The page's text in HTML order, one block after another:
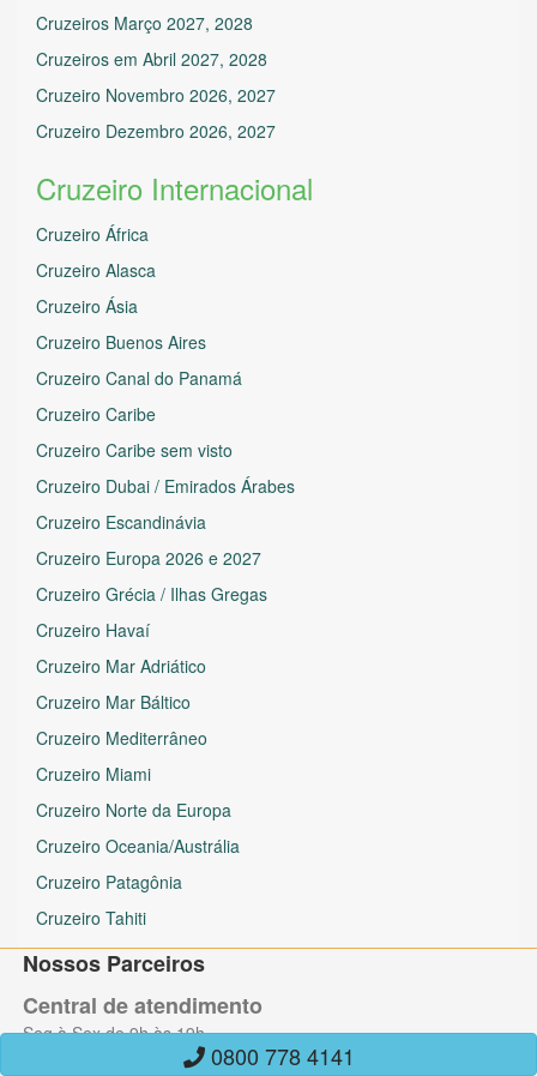
Cruzeiros Março 2027, 2028
Cruzeiros em Abril 2027, 2028
Cruzeiro Novembro 2026, 2027
Cruzeiro Dezembro 2026, 2027
Cruzeiro Internacional
Cruzeiro África
Cruzeiro Alasca
Cruzeiro Ásia
Cruzeiro Buenos Aires
Cruzeiro Canal do Panamá
Cruzeiro Caribe
Cruzeiro Caribe sem visto
Cruzeiro Dubai / Emirados Árabes
Cruzeiro Escandinávia
Cruzeiro Europa 2026 e 2027
Cruzeiro Grécia / Ilhas Gregas
Cruzeiro Havaí
Cruzeiro Mar Adriático
Cruzeiro Mar Báltico
Cruzeiro Mediterrâneo
Cruzeiro Miami
Cruzeiro Norte da Europa
Cruzeiro Oceania/Austrália
Cruzeiro Patagônia
Cruzeiro Tahiti
Nossos Parceiros
Central de atendimento
Seg à Sex de 9h às 19h
(11) 4422-41410800 778 4141